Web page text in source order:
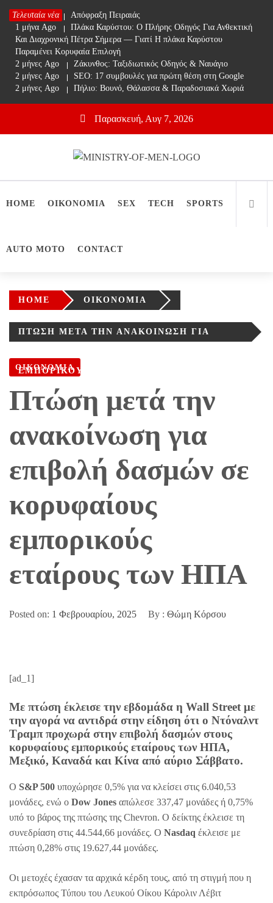
Skip
content
Τελευταία νέα
1 μήνα Ago
Απόφραξη Πειραιάς
1 μήνα Ago
Πλάκα Καρύστου: Ο Πλήρης Οδηγός Για Ανθεκτική
Και Διαχρονική Πέτρα Σήμερα — Γιατί Η πλάκα Καρύστου
Παραμένει Κορυφαία Επιλογή
2 μήνες Ago
Ζάκυνθος: Ταξιδιωτικός Οδηγός & Ναυάγιο
2 μήνες Ago
SEO: 17 συμβουλές για πρώτη θέση στη Google
2 μήνες Ago
Πήλιο: Βουνό, Θάλασσα & Παραδοσιακά Χωριά
Παρασκευή, Αυγ 7, 2026
Ministry Of Men
HOME ΟΙΚΟΝΟΜΙΑ SEX TECH SPORTS
AUTO MOTO CONTACT
HOME ΟΙΚΟΝΟΜΙΑ
ΠΤΏΣΗ ΜΕΤΆ ΤΗΝ ΑΝΑΚΟΊΝΩΣΗ ΓΙΑ
ΕΜΠΟΡΙΚΟΎΣ ΕΤΑΊΡΟΥΣ ΤΩΝ ΗΠΑ
ΟΙΚΟΝΟΜΙΑ
Πτώση μετά την
ανακοίνωση για
επιβολή δασμών σε
κορυφαίους
εμπορικούς
εταίρους των ΗΠΑ
Posted on: 1 Φεβρουαρίου, 2025 By : Θώμη Κόρσου
[ad_1]
Με πτώση έκλεισε την εβδομάδα η Wall Street με
την αγορά να αντιδρά στην είδηση ότι ο Ντόναλντ
Τραμπ προχωρά στην επιβολή δασμών στους
κορυφαίους εμπορικούς εταίρους των ΗΠΑ,
Μεξικό, Καναδά και Κίνα από αύριο Σάββατο.
Ο S&P 500 υποχώρησε 0,5% για να κλείσει στις 6.040,53
μονάδες, ενώ ο Dow Jones απώλεσε 337,47 μονάδες ή 0,75%
υπό το βάρος της πτώσης της Chevron. Ο δείκτης έκλεισε τη
συνεδρίαση στις 44.544,66 μονάδες. Ο Nasdaq έκλεισε με
πτώση 0,28% στις 19.627,44 μονάδες.
Οι μετοχές έχασαν τα αρχικά κέρδη τους, από τη στιγμή που η
εκπρόσωπος Τύπου του Λευκού Οίκου Κάρολιν Λέβιτ